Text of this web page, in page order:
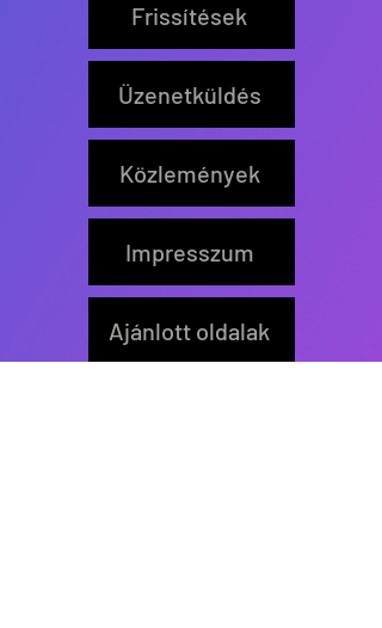
Frissítések
Üzenetküldés
Közlemények
Impresszum
Ajánlott oldalak